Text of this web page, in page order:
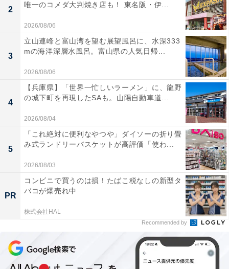
2
唯一のコメダ大判焼き店も！ 東名阪・伊...
2026/08/06
3
立山連峰と富山湾を望む展望風呂に、水深333
mの海洋深層水風呂。富山県の人気日帰...
2026/08/06
4
【兵庫県】「世界一忙しいラーメン」に、龍野
の城下町を再現したSAも。山陽自動車道...
2026/08/04
5
「これ絶対に便利なやつや」ダイソーの折り畳
み式ランドリーバスケットが高評価「使わ...
2026/08/03
PR
コンビニで買うのは損！たばこ税なしの新型タ
バコが爆売れ中
株式会社HAL
Recommended by